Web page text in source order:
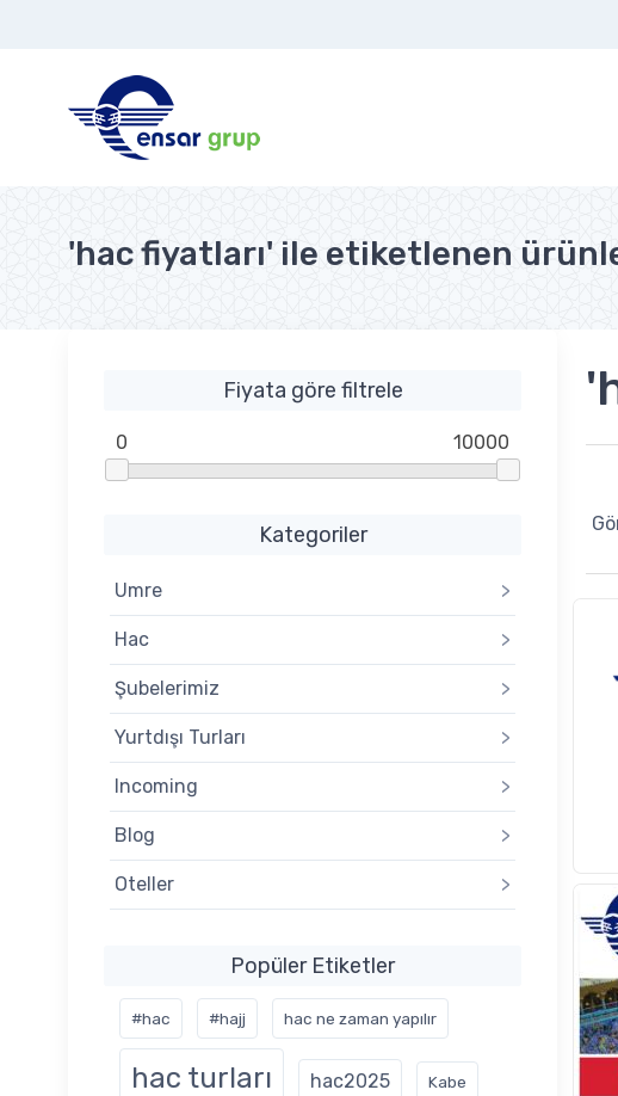
'hac fiyatları' ile etiketlenen
Fiyata göre filtrele
0 10000
Kategoriler
Umre >
Hac >
Şubelerimiz >
Yurtdışı Turları >
Incoming >
Blog >
Oteller >
Popüler Etiketler
#hac #hajj hac ne zaman yapılır
hac turları hac2025 Kabe